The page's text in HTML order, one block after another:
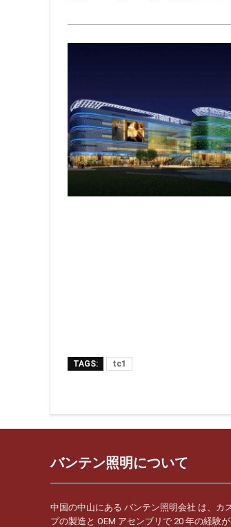
TAGS: tc1
バンテン照明について
中国の中山にある バンテン照明会社 は、カ
プの製造と OEM アセンブリで 20 年の経験が